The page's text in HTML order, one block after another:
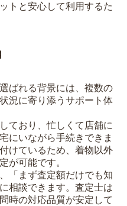
トと安心して利用するた
ばれる背景には、複数の
況に寄り添うサポート体
ており、忙しくて店舗に
にいながら手続きできま
けているため、着物以外
が可能です。
「まず査定額だけでも知
相談できます。査定士は
時の対応品質が安定して